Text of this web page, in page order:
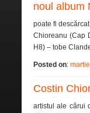
noul album
poate fi
Chioreanu (Cap
H8) – tobe
Posted on:
Costin
artistul ale cărui